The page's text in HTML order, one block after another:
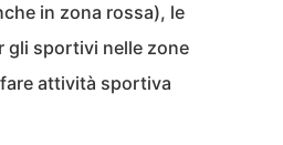
in zona rossa), le
gli sportivi nelle zone
attività sportiva